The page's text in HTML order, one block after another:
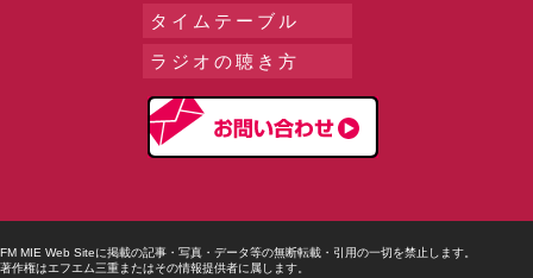
タイムテーブル
ラジオの聴き方
FM MIE Web Siteに掲載の記事・写真・データ等の無断転載・引用の一切を禁止します。
著作権はエフエム三重またはその情報提供者に属します。